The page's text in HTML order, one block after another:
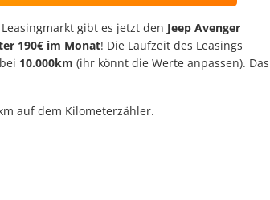
gibt es jetzt den Jeep Avenger
190€ im Monat! Die Laufzeit des Leasings
10.000km (ihr könnt die Werte anpassen). Das
auf dem Kilometerzähler.